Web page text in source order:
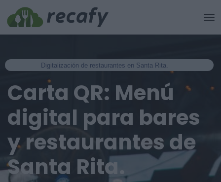
Digitalización de restaurantes en Santa Rita.
Carta QR: Menú
digital para bares
y restaurantes de
Santa Rita.